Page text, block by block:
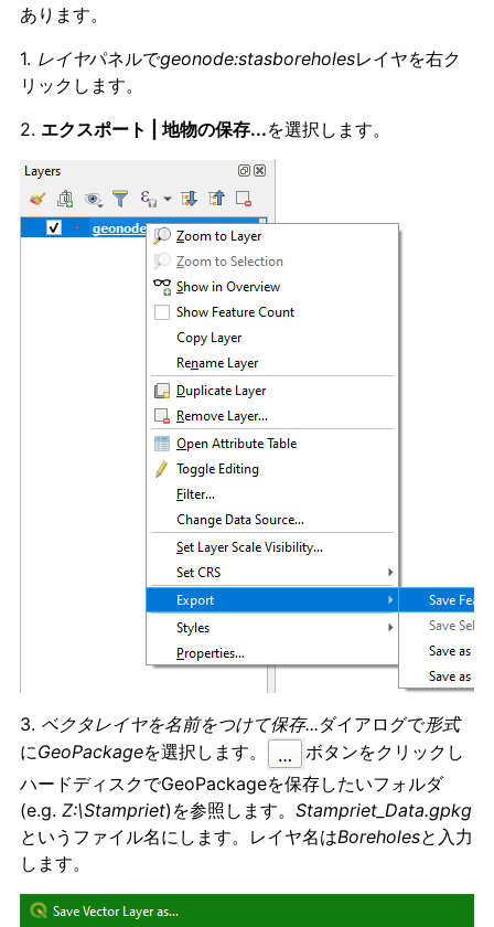
あります。
1. レイヤパネルでgeonode:stasboreholesレイヤを右ク
リックします。
2. エクスポート | 地物の保存...を選択します。
3. ベクタレイヤを名前をつけて保存...ダイアログで形式
にGeoPackageを選択します。
ボタンをクリックし
ハードディスクでGeoPackageを保存したいフォルダ
(e.g. Z:\Stampriet)を参照します。 Stampriet_Data.gpkg
というファイル名にします。レイヤ名はBoreholesと入力
します。